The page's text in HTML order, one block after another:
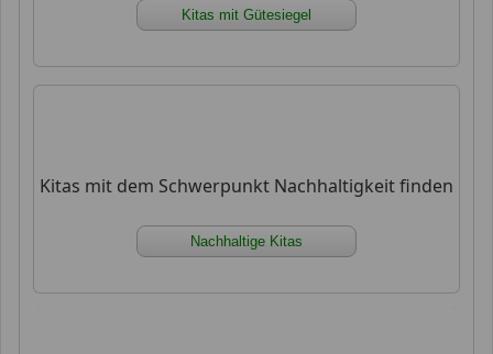
Kitas mit Gütesiegel
Kitas mit dem Schwerpunkt Nachhaltigkeit finden
Nachhaltige Kitas